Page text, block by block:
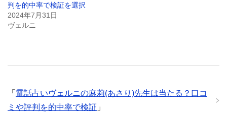
判を的中率で検証を選択
2024年7月31日
ヴェルニ
「 電話占いヴェルニの麻莉(あさり)先生は当たる？口コ
ミや評判を的中率で検証 」